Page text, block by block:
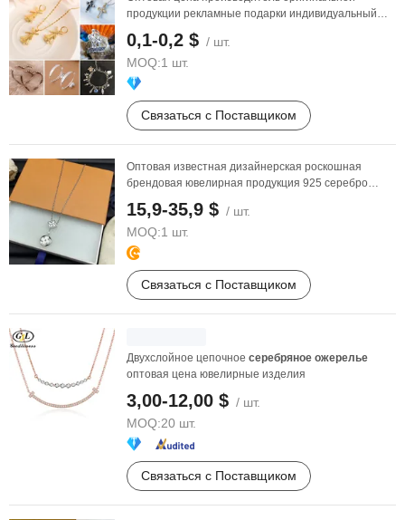
продукции рекламные подарки индивидуальный
дизайн ожерелья ...
0,1-0,2 $ / шт.
MOQ:1 шт.
Связаться с Поставщиком
Оптовая известная дизайнерская роскошная
брендовая ювелирная продукция 925 серебро
стерлинговое 18K ...
15,9-35,9 $ / шт.
MOQ:1 шт.
Связаться с Поставщиком
Двухслойное цепочное серебряное ожерелье
оптовая цена ювелирные изделия
3,00-12,00 $ / шт.
MOQ:20 шт.
Связаться с Поставщиком